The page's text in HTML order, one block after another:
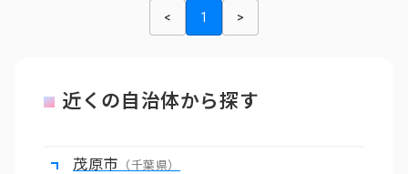
< 1 >
近くの自治体から探す
茂原市 （千葉県）